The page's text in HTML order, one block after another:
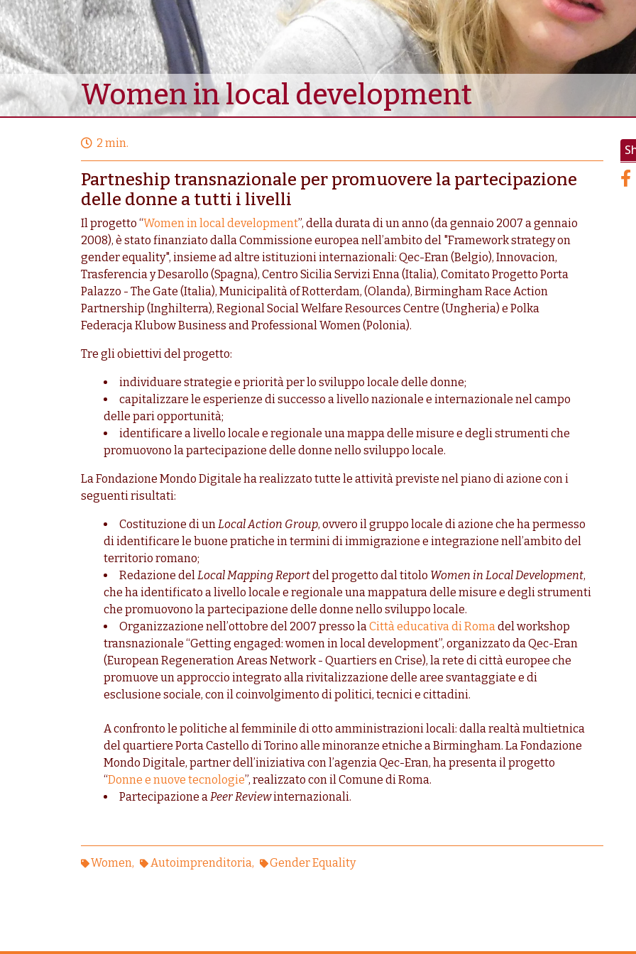
Women in local development
2 min.
Partneship transnazionale per promuovere la partecipazione
delle donne a tutti i livelli
Il progetto “Women in local development”, della durata di un anno (da gennaio 2007 a gennaio
2008), è stato finanziato dalla Commissione europea nell’ambito del "Framework strategy on
gender equality", insieme ad altre istituzioni internazionali: Qec-Eran (Belgio), Innovacion,
Trasferencia y Desarollo (Spagna), Centro Sicilia Servizi Enna (Italia), Comitato Progetto Porta
Palazzo - The Gate (Italia), Municipalità of Rotterdam, (Olanda), Birmingham Race Action
Partnership (Inghilterra), Regional Social Welfare Resources Centre (Ungheria) e Polka
Federacja Klubow Business and Professional Women (Polonia).
Tre gli obiettivi del progetto:
individuare strategie e priorità per lo sviluppo locale delle donne;
capitalizzare le esperienze di successo a livello nazionale e internazionale nel campo
delle pari opportunità;
identificare a livello locale e regionale una mappa delle misure e degli strumenti che
promuovono la partecipazione delle donne nello sviluppo locale.
La Fondazione Mondo Digitale ha realizzato tutte le attività previste nel piano di azione con i
seguenti risultati:
Costituzione di unLocal Action Group, ovvero il gruppo locale di azione che ha permesso
di identificare le buone pratiche in termini di immigrazione e integrazione nell’ambito del
territorio romano;
Redazione delLocal Mapping Reportdel progetto dal titolo Women in Local Development,
che ha identificato a livello locale e regionale una mappatura delle misure e degli strumenti
che promuovono la partecipazione delle donne nello sviluppo locale.
Organizzazione nell’ottobre del 2007 presso laCittà educativa di Romadel workshop
transnazionale “Getting engaged: women in local development”, organizzato da Qec-Eran
(European Regeneration Areas Network - Quartiers en Crise), la rete di città europee che
promuove un approccio integrato alla rivitalizzazione delle aree svantaggiate e di
esclusione sociale, con il coinvolgimento di politici, tecnici e cittadini.
A confronto le politiche al femminile di otto amministrazioni locali: dalla realtà multietnica
del quartiere Porta Castello di Torino alle minoranze etniche a Birmingham. La Fondazione
Mondo Digitale, partner dell’iniziativa con l’agenzia Qec-Eran, ha presenta il progetto
“Donne e nuove tecnologie”, realizzato con il Comune di Roma.
Partecipazione aPeer Reviewinternazionali.
Women Autoimprenditoria Gender Equality